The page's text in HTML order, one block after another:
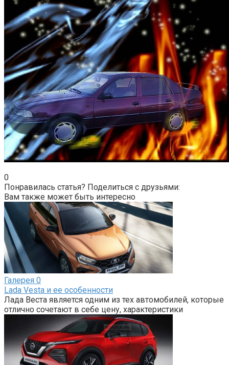
0
Понравилась статья? Поделиться с друзьями:
Вам также может быть интересно
Галерея 0
Lada Vesta и ее особенности
Лада Веста является одним из тех автомобилей, которые
отлично сочетают в себе цену, характеристики